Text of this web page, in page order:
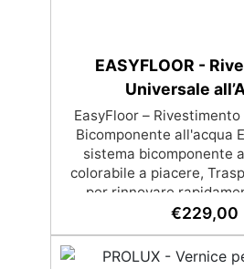
antipolvere ✅ Facile
rullo, asciugatura in meno
garage, cortili,
resistente a temperature
chimici
EASYFLOOR -
Universale
EasyFloor –
Bicomponente all'acqua
sistema bicomponente
colorabile a piacere,
per rinnovare
pavimento con una
facilmente a rullo e
€229,00